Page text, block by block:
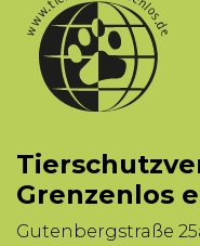
Grenzenlos
Gutenbergstraße